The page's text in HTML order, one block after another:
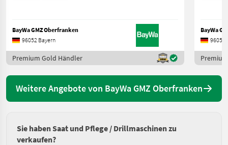
BayWa GMZ Oberfranken
96052 Bayern
Premium Gold Händler
BayWa
96052
Weitere Angebote von BayWa GMZ Oberfranken
Sie haben Saat und Pflege / Drillmaschinen zu
verkaufen?